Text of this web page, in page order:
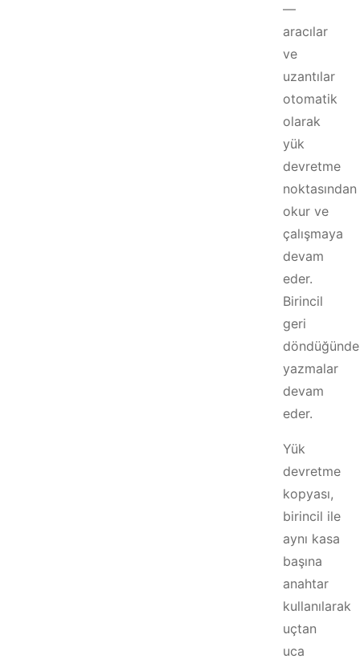
—
aracılar
ve
uzantılar
otomatik
olarak
yük
devretme
noktasından
okur ve
çalışmaya
devam
eder.
Birincil
geri
döndüğünde
yazmalar
devam
eder.
Yük
devretme
kopyası,
birincil ile
aynı kasa
başına
anahtar
kullanılarak
uçtan
uca